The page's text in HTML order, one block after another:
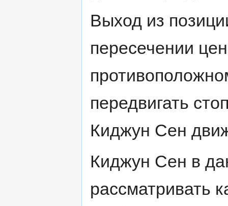
Выход из
пересечении
передвигать
Киджун Сен
Киджун Сен в
рассматривать